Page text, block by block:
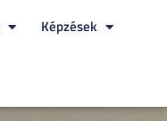
Képzések